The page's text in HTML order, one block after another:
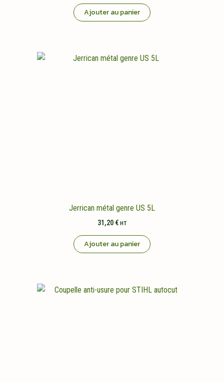
Ajouter au panier
Jerrican métal genre US 5L
31,20 € HT
Ajouter au panier